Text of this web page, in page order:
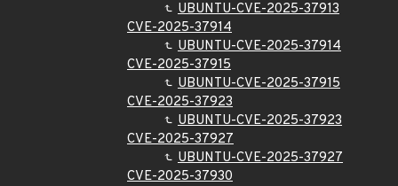
UBUNTU-CVE-2025-37913
CVE-2025-37914
UBUNTU-CVE-2025-37914
CVE-2025-37915
UBUNTU-CVE-2025-37915
CVE-2025-37923
UBUNTU-CVE-2025-37923
CVE-2025-37927
UBUNTU-CVE-2025-37927
CVE-2025-37930